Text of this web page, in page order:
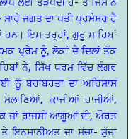
ਸਾਰੇ ਜਗਤ ਦਾ ਪਤੀ ਪ੍ਰਮੇਸ਼ਰ ਹੈ
ਇਸ ਤਰ੍ਹਾਂ, ਗੁਰੂੁ ਸਾਹਿਬਾਂ
ਪ੍ਰੇਮ ਨੂੰ, ਲੋਕਾਂ ਦੇ ਦਿਲਾਂ ਤੱਕ
ਨੇ, ਸਿੱਖ ਧਰਮ ਵਿੱਚ ਲੰਗਰ
ਨੂੰ ਬਰਾਬਰਤਾ ਦਾ ਅਹਿਸਾਸ
ਕਾਜੀਆਂ ਹਾਜੀਆਂ,
ਜਾਂ ਰਾਜਸੀ ਆਗੂਆਂ ਦੀ, ਔਰਤ
ਇਨਸਾਨੀਅਤ ਦਾ ਸੱਚਾ- ਸੁੱਚਾ